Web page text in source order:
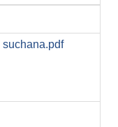
suchana.pdf